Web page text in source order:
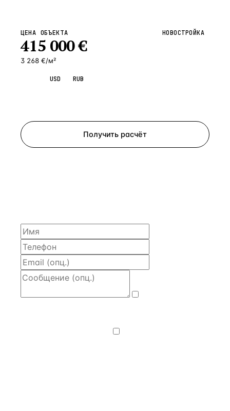
ЦЕНА ОБЪЕКТА
415 000€
3 268 €/м²
НОВОСТРОЙКА
USD RUB
Получить расчёт